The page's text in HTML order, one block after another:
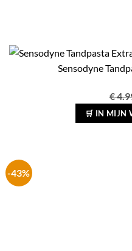
Sensodyne
€
🛒 IN MIJN
-43%